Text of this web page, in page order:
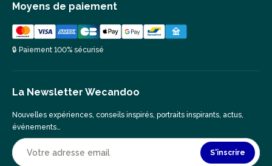
Moyens de paiement
🔒 Paiement 100% sécurisé
La Newsletter Wecandoo
Nouvelles expériences, conseils inspirés, portraits inspirants, actus,
événements…
S'inscrire